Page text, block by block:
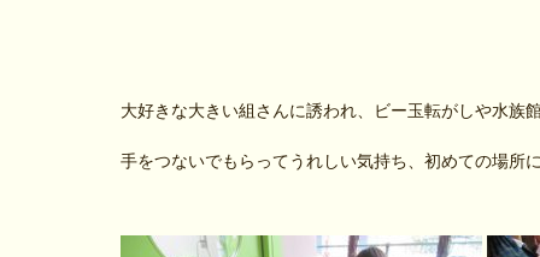
大好きな大きい組さんに誘われ、ビー玉転がしや水族
手をつないでもらってうれしい気持ち、初めての場所